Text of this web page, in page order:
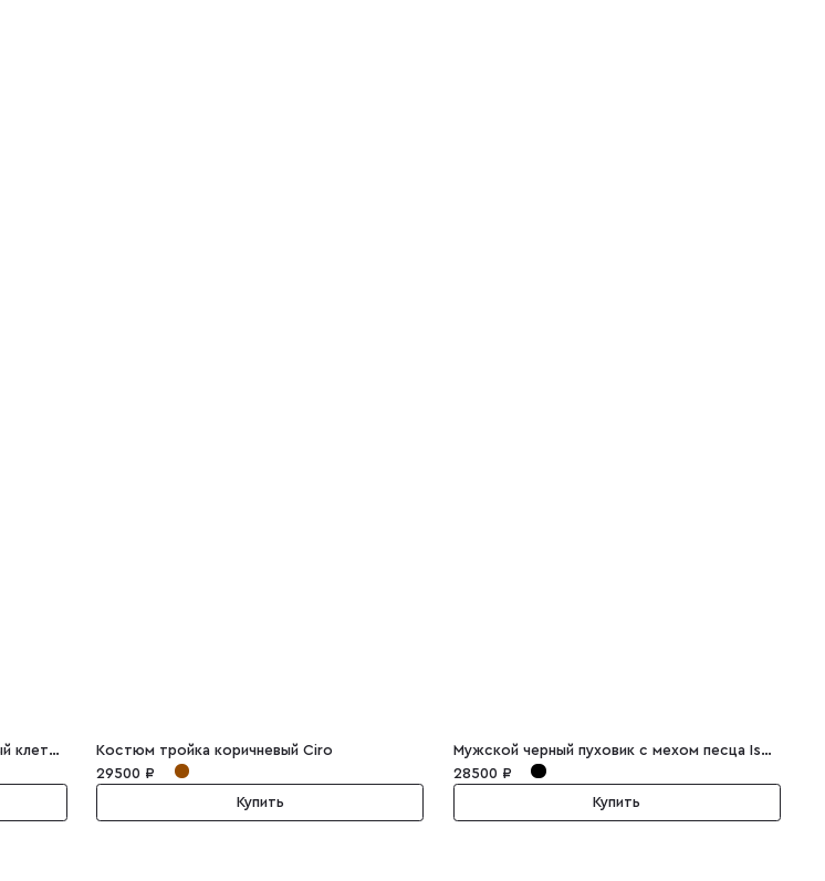
Мужской костюм тройка коричневый клетка Emilio
Костюм тройка коричневый Ciro
29500 ₽
Купить
Мужской черный пуховик с мехом песца Ismaele
28500 ₽
Купить